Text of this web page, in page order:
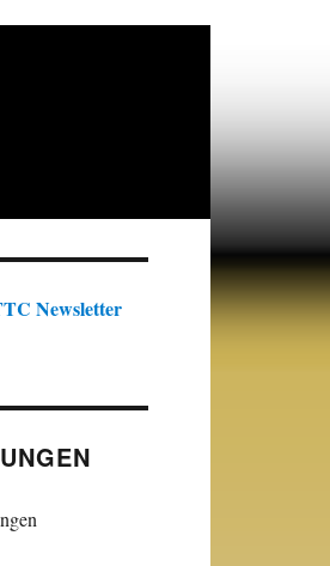
Newsletter